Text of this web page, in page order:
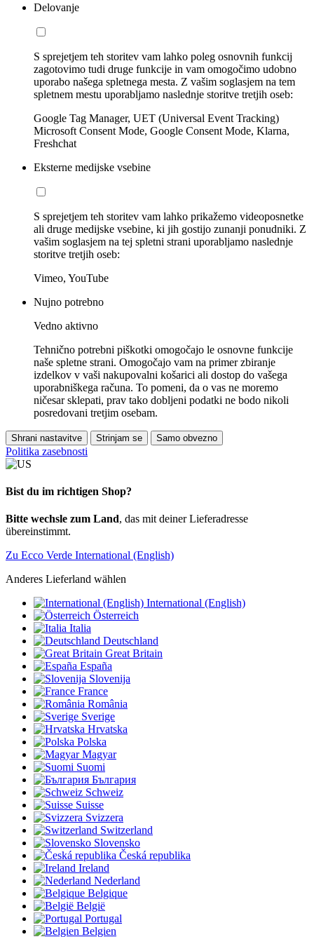
Delovanje
S sprejetjem teh storitev vam lahko poleg osnovnih funkcij
zagotovimo tudi druge funkcije in vam omogočimo udobno
uporabo našega spletnega mesta. Z vašim soglasjem na tem
spletnem mestu uporabljamo naslednje storitve tretjih oseb:
Google Tag Manager, UET (Universal Event Tracking)
Microsoft Consent Mode, Google Consent Mode, Klarna,
Freshchat
Eksterne medijske vsebine
S sprejetjem teh storitev vam lahko prikažemo videoposnetke
ali druge medijske vsebine, ki jih gostijo zunanji ponudniki. Z
vašim soglasjem na tej spletni strani uporabljamo naslednje
storitve tretjih oseb:
Vimeo, YouTube
Nujno potrebno
Vedno aktivno
Tehnično potrebni piškotki omogočajo le osnovne funkcije
naše spletne strani. Omogočajo vam na primer zbiranje
izdelkov v vaši nakupovalni košarici ali dostop do vašega
uporabniškega računa. To pomeni, da o vas ne moremo
ničesar sklepati, prav tako dobljeni podatki ne bodo nikoli
posredovani tretjim osebam.
Shrani nastavitve Strinjam se Samo obvezno
Politika zasebnosti
Bist du im richtigen Shop?
Bitte wechsle zum Land, das mit deiner Lieferadresse
übereinstimmt.
Zu Ecco Verde International (English)
Anderes Lieferland wählen
International (English)
Österreich
Italia
Deutschland
Great Britain
España
Slovenija
France
România
Sverige
Hrvatska
Polska
Magyar
Suomi
България
Schweiz
Suisse
Svizzera
Switzerland
Slovensko
Česká republika
Ireland
Nederland
Belgique
België
Portugal
Belgien